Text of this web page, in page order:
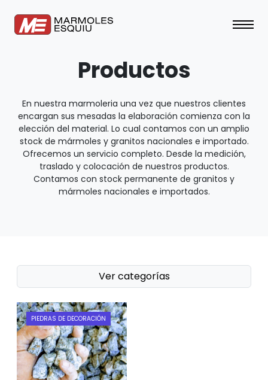
Productos
En nuestra marmoleria una vez que nuestros clientes
encargan sus mesadas la elaboración comienza con la
elección del material. Lo cual contamos con un amplio
stock de mármoles y granitos nacionales e importado.
Ofrecemos un servicio completo. Desde la medición,
traslado y colocación de nuestros productos.
Contamos con stock permanente de granitos y
mármoles nacionales e importados.
Ver categorías
PIEDRAS DE DECORACIÓN